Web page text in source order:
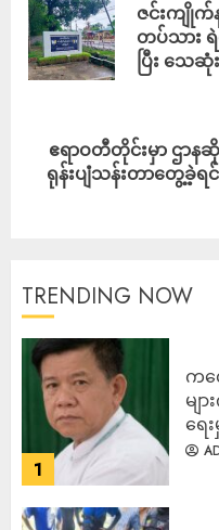
ဇင်းကျိုက်
တပ်သား
ပြီး သေဆုံး
ဧရာဝတီတိုင်းမှာ ဌာန
ရုန်းပျံသန်းတာတွေ့ခဲ့ရ
TRENDING NOW
1
ကလ
မျ
ရေ